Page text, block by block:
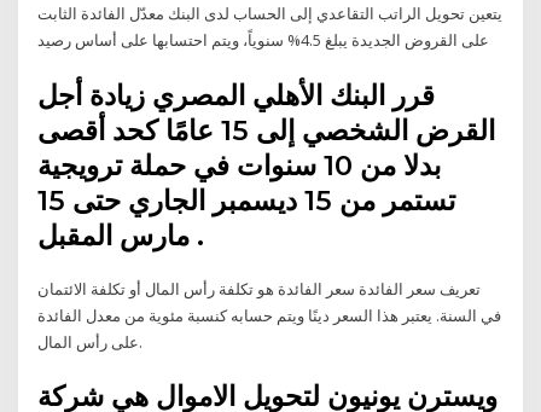
يتعين تحويل الراتب التقاعدي إلى الحساب لدى البنك معدّل الفائدة الثابت
على القروض الجديدة يبلغ 4.5% سنوياً، ويتم احتسابها على أساس رصيد
قرر البنك الأهلي المصري زيادة أجل
القرض الشخصي إلى 15 عامًا كحد أقصى
بدلا من 10 سنوات في حملة ترويجية
تستمر من 15 ديسمبر الجاري حتى 15
مارس المقبل .
تعريف سعر الفائدة سعر الفائدة هو تكلفة رأس المال أو تكلفة الائتمان
في السنة. يعتبر هذا السعر دينًا ويتم حسابه كنسبة مئوية من معدل الفائدة
على رأس المال.
ويسترن يونيون لتحويل الاموال هي شركة